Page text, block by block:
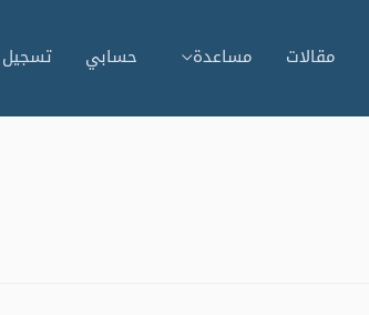
مقالات مساعدة حسابي